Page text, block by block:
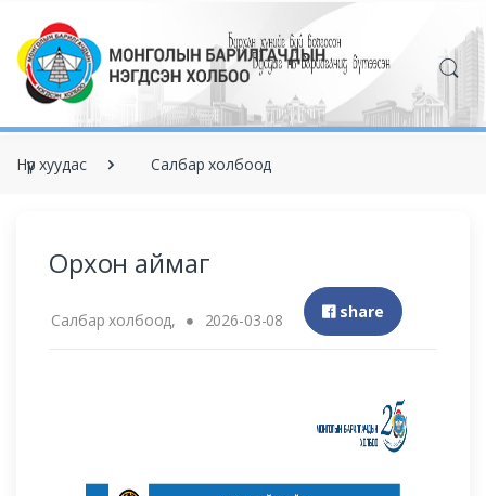
Нүүр хуудас Салбар холбоод
Орхон аймаг
share
Салбар холбоод, 2026-03-08